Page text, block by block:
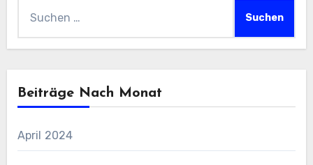
Beiträge Nach Monat
April 2024